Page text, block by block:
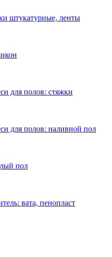
штукатурные, ленты
для полов: стяжки
для полов: наливной пол
пол
вата, пенопласт